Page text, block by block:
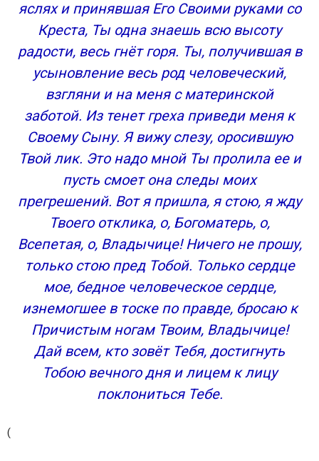
яслях и принявшая Его Своими руками со
Креста, Ты одна знаешь всю высоту
радости, весь гнёт горя. Ты, получившая в
усыновление весь род человеческий,
взгляни и на меня с материнской
заботой. Из тенет греха приведи меня к
Своему Сыну. Я вижу слезу, оросившую
Твой лик. Это надо мной Ты пролила еe и
пусть смоет она следы моих
прегрешений. Вот я пришла, я стою, я жду
Твоего отклика, о, Богоматерь, о,
Всепетая, о, Владычице! Ничего не прошу,
только стою пред Тобой. Только сердце
моe, бедное человеческое сердце,
изнемогшее в тоске по правде, бросаю к
Причистым ногам Твоим, Владычицe!
Дай всем, кто зовёт Тебя, достигнуть
Тобою вечного дня и лицем к лицу
поклониться Тебе.
(